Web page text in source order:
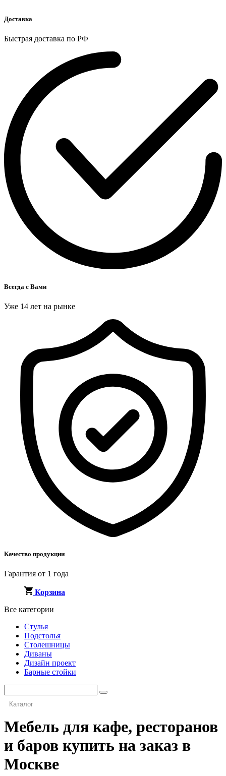
Доставка
Быстрая доставка по РФ
Всегда с Вами
Уже 14 лет на рынке
Качество продукции
Гарантия от 1 года
Корзина
Все категории
Стулья
Подстолья
Столешницы
Диваны
Дизайн проект
Барные стойки
Каталог
Мебель для кафе, ресторанов
и баров купить на заказ в
Москве